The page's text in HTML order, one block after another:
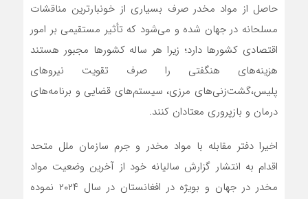
حاصل از مواد ‌مخدر صرف بسیاری از خونبارترین مناقشات
مسلحانه در جهان شده و می‌شود که تأثیر مستقیمی بر امور
اقتصادی کشورها دارد؛ زیرا هر ساله کشورها مجبور هستند
هزینه‌های هنگفتی را صرف تقویت نیروهای
پلیس،گشت‌زنی‌های مرزی، سیستم‌های قضایی و برنامه‌های
درمان و بازپروری معتادان کنند.
اخیرا دفتر مقابله با مواد مخدر و جرم سازمان ملل متحد
اقدام به انتشار گزارش سالیانه خود از آخرین وضعیت مواد
مخدر در جهان و بویژه در افغانستان در سال ۲۰۲۴ نموده